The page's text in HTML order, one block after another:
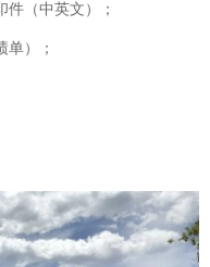
（中英文）；
）；